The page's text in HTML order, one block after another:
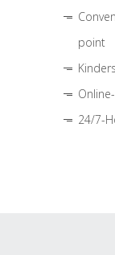
point
24/7-